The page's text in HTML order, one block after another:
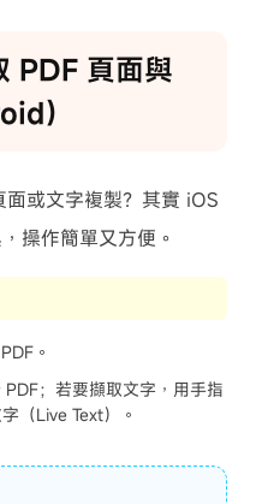
PDF 頁面與
）
或文字複製？其實 iOS
操作簡單又方便。
。
；若要擷取文字，用手指
（Live Text）。